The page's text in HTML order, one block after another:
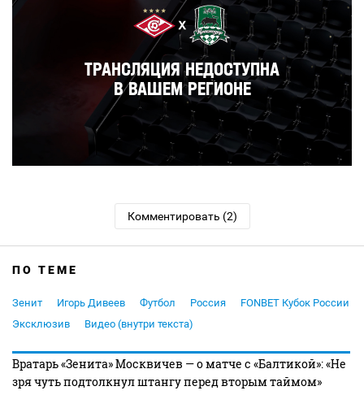
Комментировать (2)
ПО ТЕМЕ
Зенит Игорь Дивеев Футбол Россия
FONBET Кубок России
Эксклюзив
Видео (внутри текста)
Вратарь «Зенита» Москвичев — о матче с «Балтикой»: «Не
зря чуть подтолкнул штангу перед вторым таймом»